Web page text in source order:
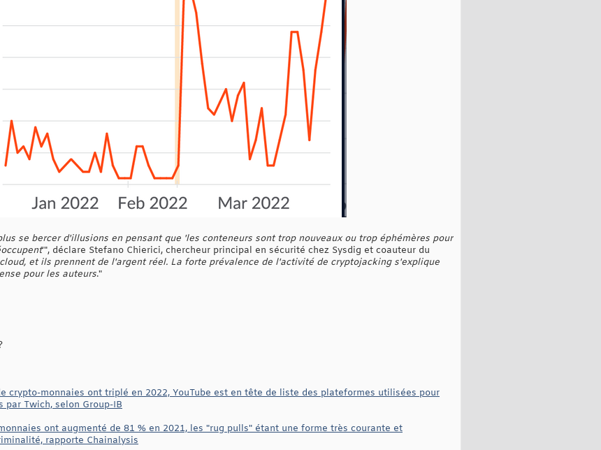
se bercer d'illusions en pensant que 'les conteneurs sont trop nouveaux ou trop éphémères pour
'", déclare Stefano Chierici, chercheur principal en sécurité chez Sysdig et coauteur du
et ils prennent de l'argent réel. La forte prévalence de l'activité de cryptojacking s'explique
pour les auteurs."
crypto-monnaies ont triplé en 2022, YouTube est en tête de liste des plateformes utilisées pour
par Twich, selon Group-IB
ont augmenté de 81 % en 2021, les "rug pulls" étant une forme très courante et
rapporte Chainalysis